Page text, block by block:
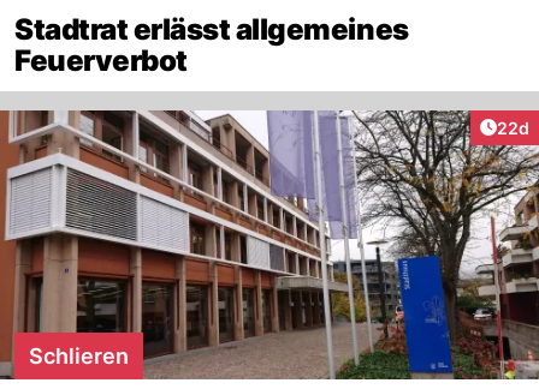
Stadtrat erlässt allgemeines
Feuerverbot
22d
Schlieren